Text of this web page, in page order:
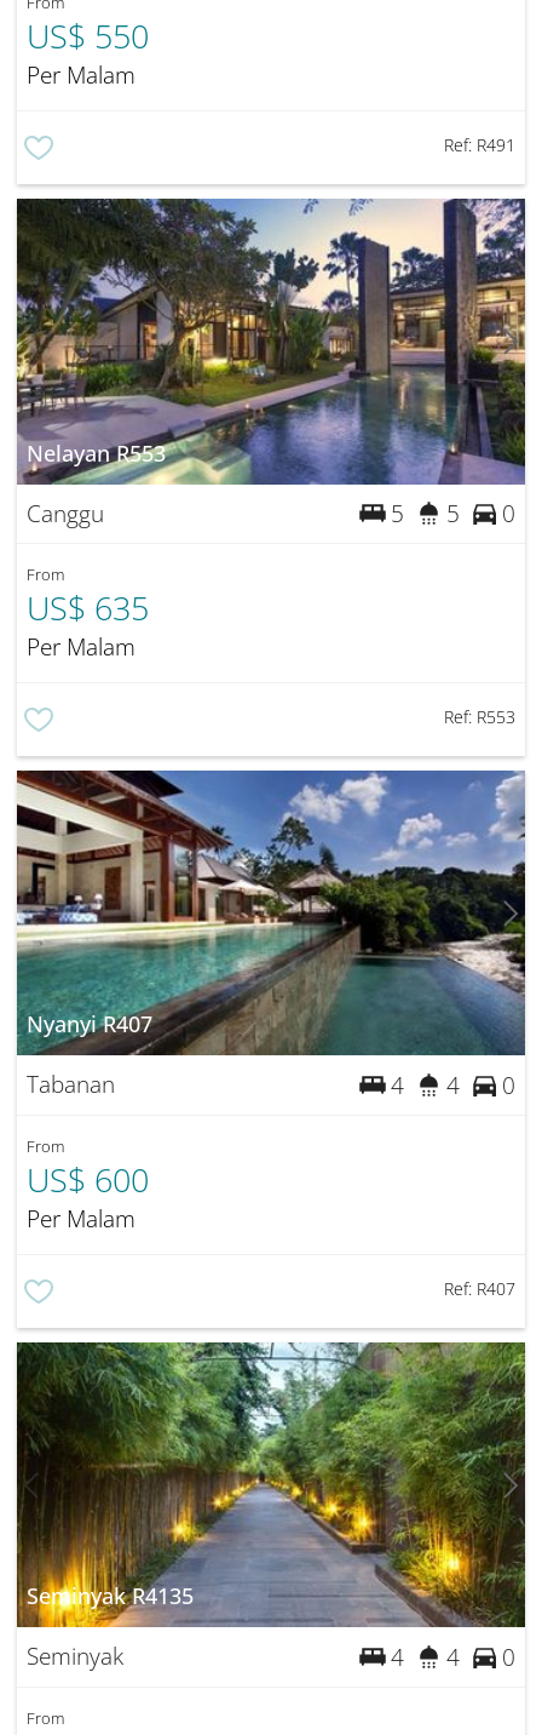
US$ 550
Per Malam
Ref: R491
Nelayan R553
Canggu 5 5 0
From
US$ 635
Per Malam
Ref: R553
Nyanyi R407
Tabanan 4 4 0
From
US$ 600
Per Malam
Ref: R407
Seminyak R4135
Seminyak 4 4 0
From